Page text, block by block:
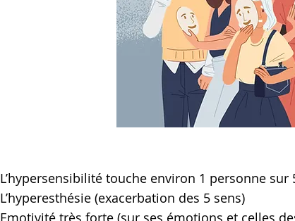
L’hypersensibilité touche environ 1 personne sur
L’hyperesthésie (exacerbation des 5 sens)
Emotivité très forte (sur ses émotions et celles